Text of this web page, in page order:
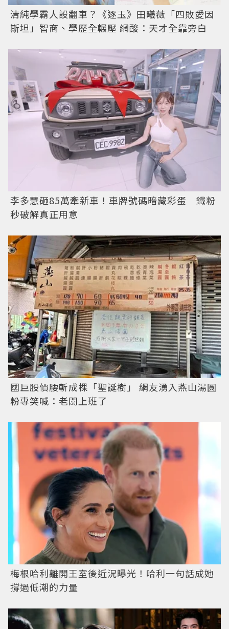
清純學霸人設翻車？《逐玉》田曦薇「四敗愛因
斯坦」智商、學歷全輾壓 網酸：天才全靠旁白
李多慧砸85萬牽新車！車牌號碼暗藏彩蛋 鐵粉
秒破解真正用意
國巨股價腰斬成棵「聖誕樹」 網友湧入燕山湯圓
粉專笑喊：老闆上班了
梅根哈利離開王室後近況曝光！哈利一句話成她
撐過低潮的力量